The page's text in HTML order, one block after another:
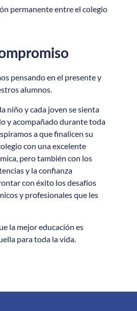
permanente entre el colegio
pensando en el presente y
alumnos.
niño y cada joven se sienta
y acompañado durante toda
a que finalicen su
con una excelente
pero también con los
y la confianza
con éxito los desafíos
y profesionales que les
la mejor educación es
para toda la vida.